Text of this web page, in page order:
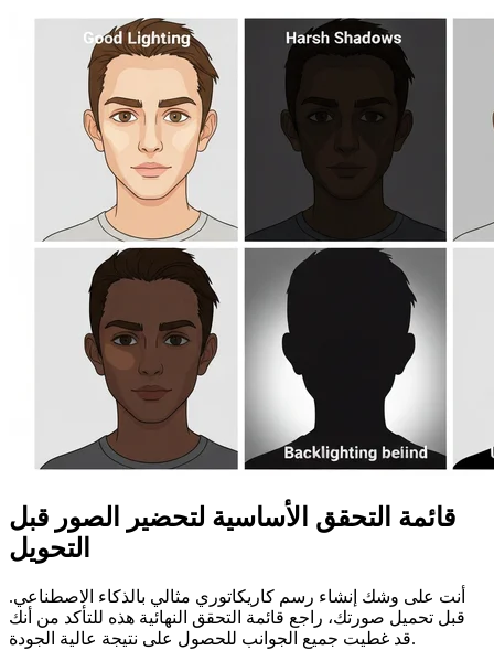
قائمة التحقق الأساسية لتحضير الصور قبل
التحويل
أنت على وشك إنشاء رسم كاريكاتوري مثالي بالذكاء الاصطناعي.
قبل تحميل صورتك، راجع قائمة التحقق النهائية هذه للتأكد من أنك
قد غطيت جميع الجوانب للحصول على نتيجة عالية الجودة.